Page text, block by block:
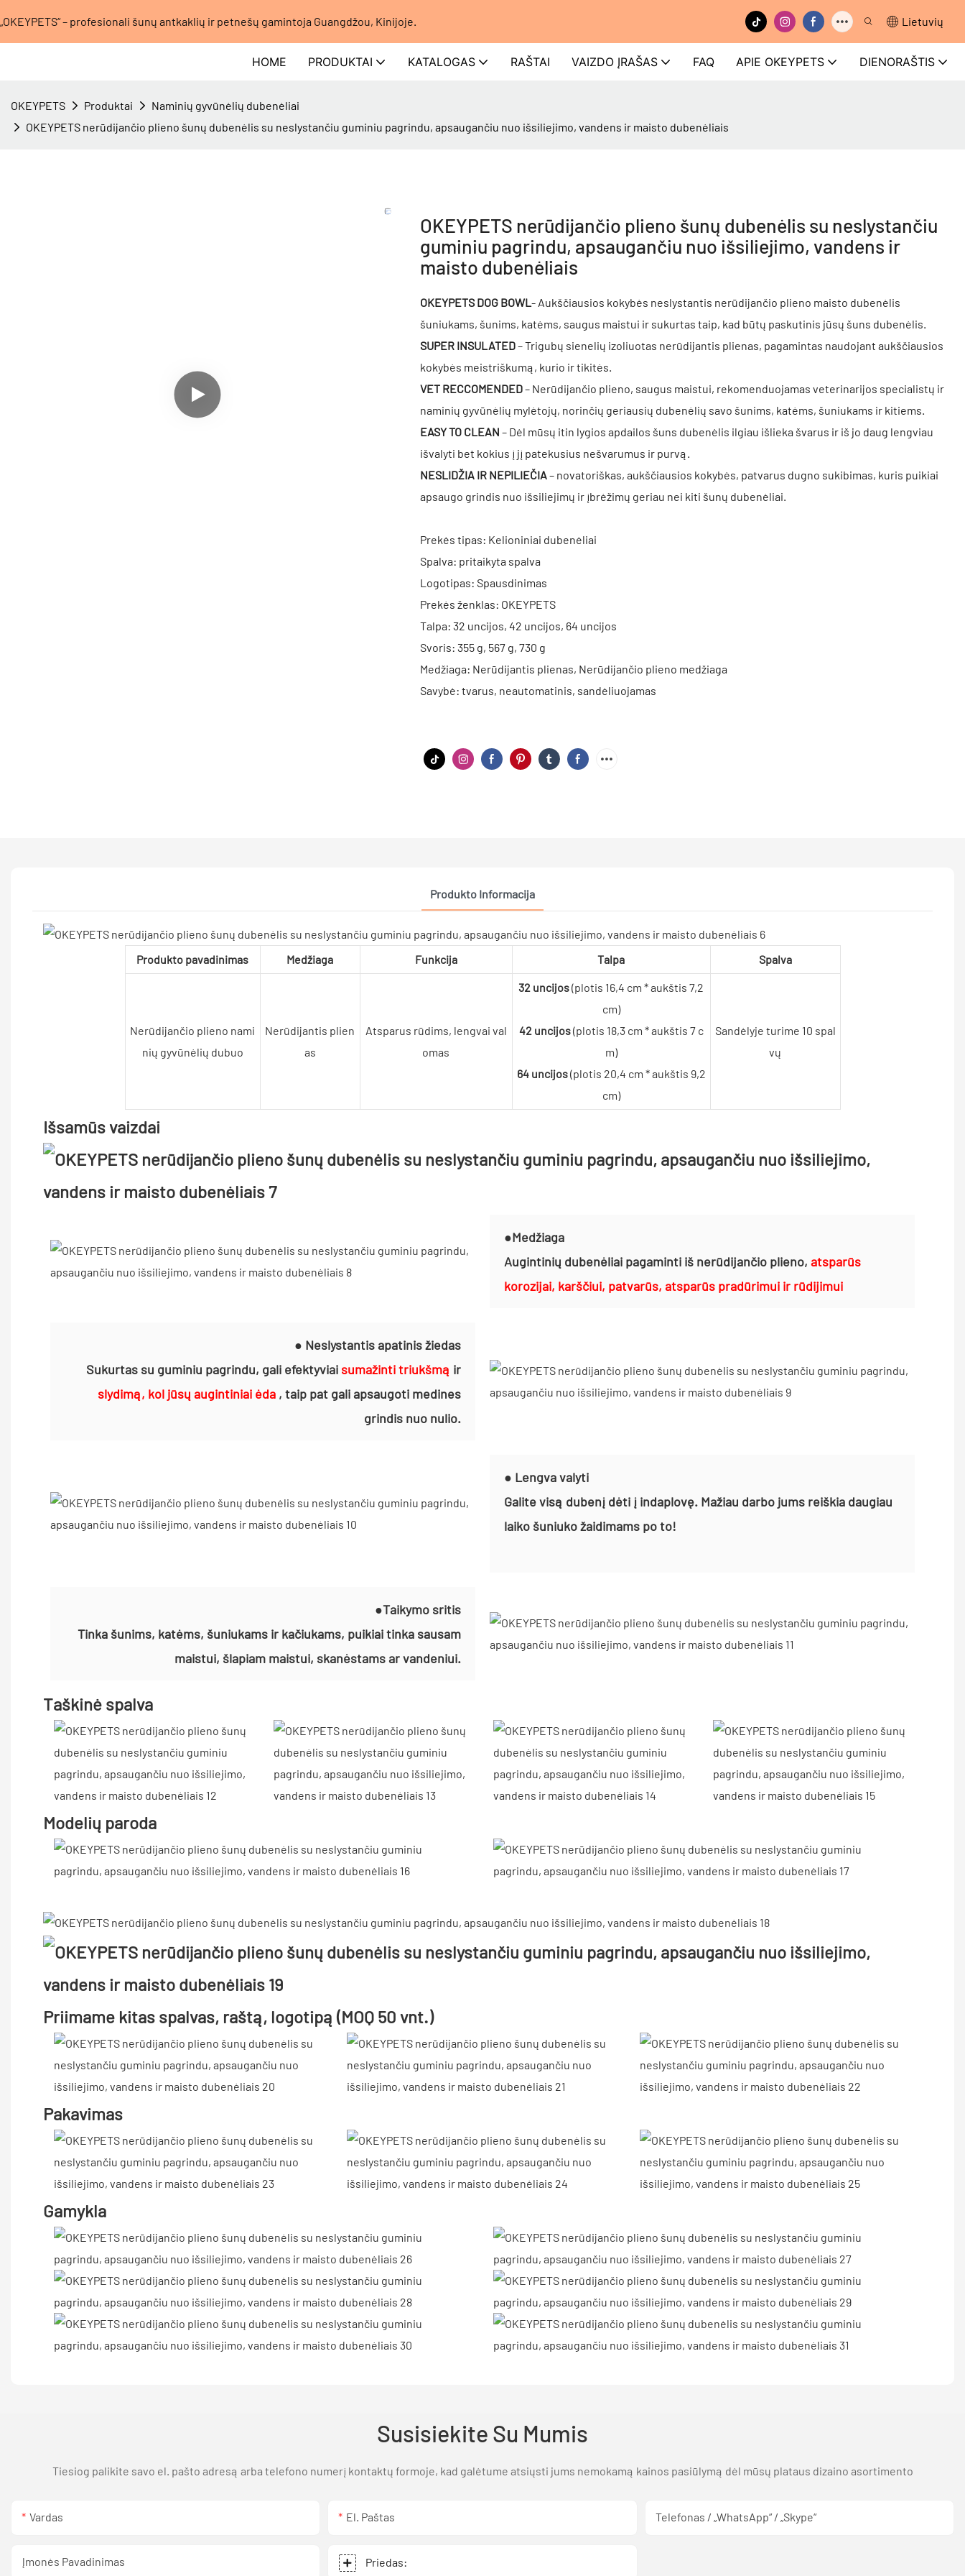
„OKEYPETS“ – profesionali šunų antkaklių ir petnešų gamintoja Guangdžou, Kinijoje. Lietuvių
HOME PRODUKTAI KATALOGAS RAŠTAI VAIZDO ĮRAŠAS FAQ APIE OKEYPETS DIENORAŠTIS
OKEYPETS Produktai
Naminių gyvūnėlių dubenėliai
OKEYPETS nerūdijančio plieno šunų dubenėlis su neslystančiu guminiu pagrindu, apsaugančiu nuo išsiliejimo, vandens ir maisto dubenėliais
OKEYPETS nerūdijančio plieno šunų dubenėlis su neslystančiu
guminiu pagrindu, apsaugančiu nuo išsiliejimo, vandens ir
maisto dubenėliais
OKEYPETS DOG BOWL - Aukščiausios kokybės neslystantis nerūdijančio plieno maisto dubenėlis
šuniukams, šunims, katėms, saugus maistui ir sukurtas taip, kad būtų paskutinis jūsų šuns dubenėlis.
SUPER INSULATED– Trigubų sienelių izoliuotas nerūdijantis plienas, pagamintas naudojant aukščiausios
kokybės meistriškumą, kurio ir tikitės.
VET RECCOMENDED– Nerūdijančio plieno, saugus maistui, rekomenduojamas veterinarijos specialistų ir
naminių gyvūnėlių mylėtojų, norinčių geriausių dubenėlių savo šunims, katėms, šuniukams ir kitiems.
EASY TO CLEAN – Dėl mūsų itin lygios apdailos šuns dubenėlis ilgiau išlieka švarus ir iš jo daug lengviau
išvalyti bet kokius į jį patekusius nešvarumus ir purvą.
NESLIDŽIA IR NEPILIEČIA– novatoriškas, aukščiausios kokybės, patvarus dugno sukibimas, kuris puikiai
apsaugo grindis nuo išsiliejimų ir įbrėžimų geriau nei kiti šunų dubenėliai.
Prekės tipas: Kelioniniai dubenėliai
Spalva: pritaikyta spalva
Logotipas: Spausdinimas
Prekės ženklas: OKEYPETS
Talpa: 32 uncijos, 42 uncijos, 64 uncijos
Svoris: 355 g, 567 g, 730 g
Medžiaga: Nerūdijantis plienas, Nerūdijančio plieno medžiaga
Savybė: tvarus, neautomatinis, sandėliuojamas
Produkto Informacija
Produkto pavadinimas Medžiaga Funkcija Talpa Spalva
Nerūdijančio plieno nami
nių gyvūnėlių dubuo
Nerūdijantis plien
as
Atsparus rūdims, lengvai val
omas
32 uncijos(plotis 16,4 cm * aukštis 7,2
cm)
42 uncijos(plotis 18,3 cm * aukštis 7 c
m)
64 uncijos(plotis 20,4 cm * aukštis 9,2
cm)
Sandėlyje turime 10 spal
vų
Išsamūs vaizdai
●Medžiaga
Augintinių dubenėliai pagaminti iš nerūdijančio plieno, atsparūs
korozijai, karščiui, patvarūs, atsparūs pradūrimui ir rūdijimui
● Neslystantis apatinis žiedas
Sukurtas su guminiu pagrindu, gali efektyviai sumažinti triukšmą ir
slydimą, kol jūsų augintiniai ėda , taip pat gali apsaugoti medines
grindis nuo nulio.
● Lengva valyti
Galite visą dubenį dėti į indaplovę. Mažiau darbo jums reiškia daugiau
laiko šuniuko žaidimams po to!
●Taikymo sritis
Tinka šunims, katėms, šuniukams ir kačiukams, puikiai tinka sausam
maistui, šlapiam maistui, skanėstams ar vandeniui.
Taškinė spalva
Modelių paroda
Priimame kitas spalvas, raštą, logotipą (MOQ 50 vnt.)
Pakavimas
Gamykla
Susisiekite Su Mumis
Tiesiog palikite savo el. pašto adresą arba telefono numerį kontaktų formoje, kad galėtume atsiųsti jums nemokamą kainos pasiūlymą dėl mūsų plataus dizaino asortimento
Vardas El. Paštas Telefonas / „WhatsApp“ / „Skype“
Įmonės Pavadinimas Priedas: